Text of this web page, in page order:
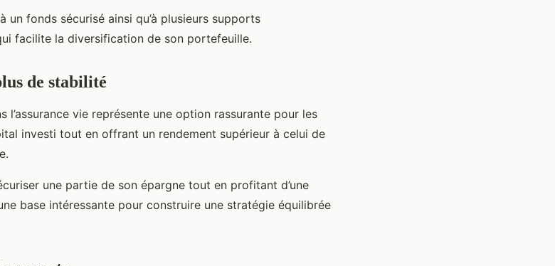
fonds sécurisé ainsi qu’à plusieurs supports
facilite la diversification de son portefeuille.
de stabilité
l’assurance vie représente une option rassurante pour les
investi tout en offrant un rendement supérieur à celui de
une partie de son épargne tout en profitant d’une
base intéressante pour construire une stratégie équilibrée